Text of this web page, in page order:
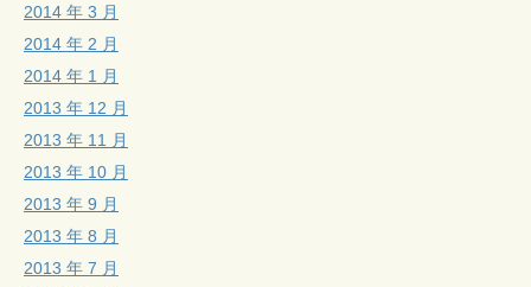
2014 年 3 月
2014 年 2 月
2014 年 1 月
2013 年 12 月
2013 年 11 月
2013 年 10 月
2013 年 9 月
2013 年 8 月
2013 年 7 月